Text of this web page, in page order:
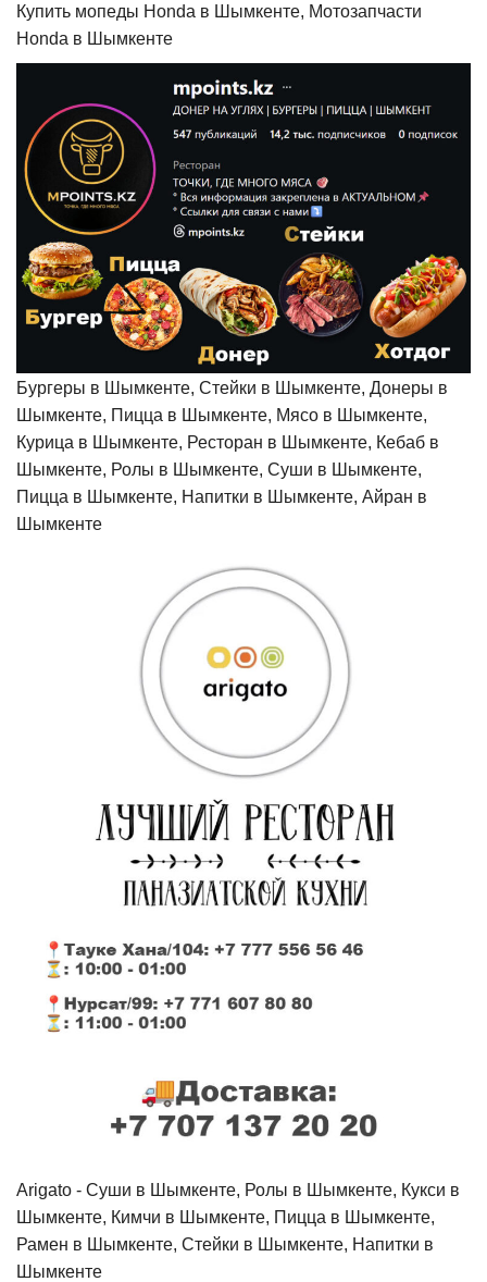
Купить мопеды Honda в Шымкенте, Мотозапчасти
Honda в Шымкенте
Бургеры в Шымкенте, Стейки в Шымкенте, Донеры в
Шымкенте, Пицца в Шымкенте, Мясо в Шымкенте,
Курица в Шымкенте, Ресторан в Шымкенте, Кебаб в
Шымкенте, Ролы в Шымкенте, Суши в Шымкенте,
Пицца в Шымкенте, Напитки в Шымкенте, Айран в
Шымкенте
Arigato - Cуши в Шымкенте, Ролы в Шымкенте, Кукси в
Шымкенте, Кимчи в Шымкенте, Пицца в Шымкенте,
Рамен в Шымкенте, Стейки в Шымкенте, Напитки в
Шымкенте